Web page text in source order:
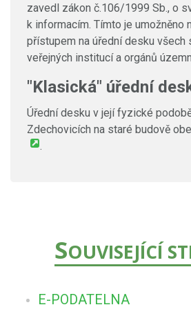
zavedl zákon č.106/1999 Sb., o
k informacím. Tímto je umožněno
přístupem na úřední desku všech
veřejných institucí a orgánů
"Klasická" úřední
Úřední desku v její fyzické
Zdechovicích na staré budově
.
SOUVISEJÍCÍ
E-PODATELNA